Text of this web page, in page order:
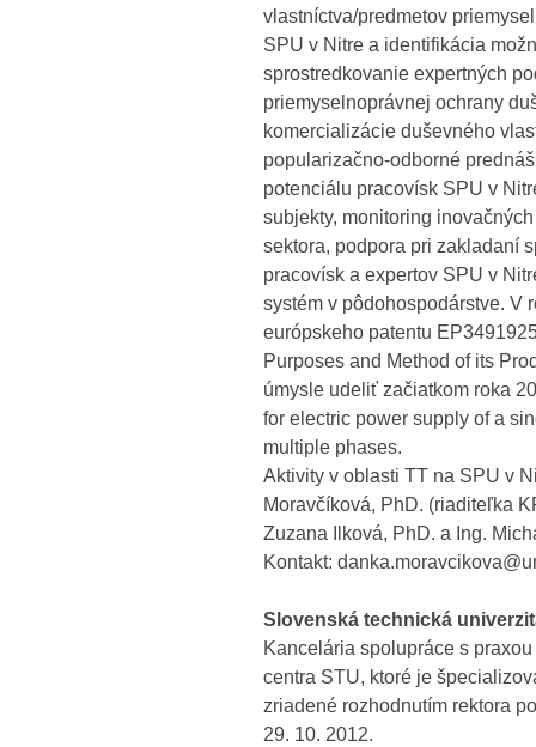
vlastníctva/predmetov
SPU v Nitre a identifikácia
sprostredkovanie expertných
priemyselnoprávnej ochrany
komercializácie duševného
popularizačno-odborné
potenciálu pracovísk SPU v
subjekty, monitoring
sektora, podpora pri zakladaní
pracovísk a expertov SPU v
systém v pôdohospodárstve. V
európskeho patentu
Purposes and Method of its
úmysle udeliť začiatkom roka
for electric power supply of a
multiple phases.
Aktivity v oblasti TT na SPU v
Moravčíková, PhD. (riaditeľka
Zuzana Ilková, PhD. a Ing.
Kontakt:
Slovenská technická
Kancelária spolupráce s
centra STU, ktoré je
zriadené rozhodnutím rektora
29. 10. 2012.